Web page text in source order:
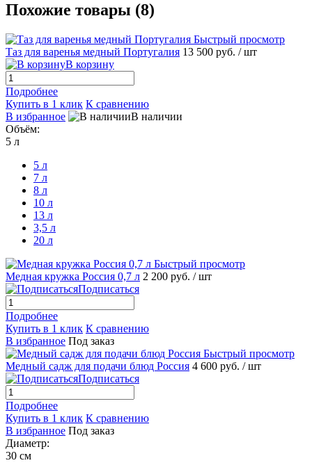
Похожие товары (8)
Быстрый просмотр
Таз для варенья медный Португалия 13 500 руб. / шт
В корзину
Подробнее
Купить в 1 клик К сравнению
В избранное
В наличии
Объём:
5 л
5 л
7 л
8 л
10 л
13 л
3,5 л
20 л
Быстрый просмотр
Медная кружка Россия 0,7 л 2 200 руб. / шт
Подписаться
Подробнее
Купить в 1 клик К сравнению
В избранное Под заказ
Быстрый просмотр
Медный садж для подачи блюд Россия 4 600 руб. / шт
Подписаться
Подробнее
Купить в 1 клик К сравнению
В избранное Под заказ
Диаметр:
30 см